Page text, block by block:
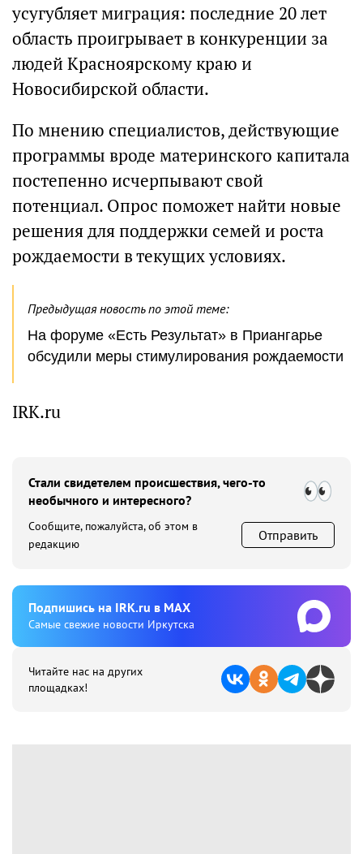
усугубляет миграция: последние 20 лет
область проигрывает в конкуренции за
людей Красноярскому краю и
Новосибирской области.
По мнению специалистов, действующие
программы вроде материнского капитала
постепенно исчерпывают свой
потенциал. Опрос поможет найти новые
решения для поддержки семей и роста
рождаемости в текущих условиях.
Предыдущая новость по этой теме:
На форуме «Есть Результат» в Приангарье
обсудили меры стимулирования рождаемости
IRK.ru
Стали свидетелем происшествия, чего-то
необычного и интересного?
Сообщите, пожалуйста, об этом в
редакцию
Отправить
Подпишиcь на IRK.ru в MAX
Cамые свежие новости Иркутска
Читайте нас на других
площадках!